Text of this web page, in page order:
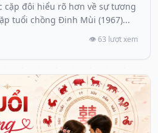
cặp đôi hiểu rõ hơn về sự tương
tuổi chồng Đinh Mùi (1967)...
👁️ 63 lượt xem